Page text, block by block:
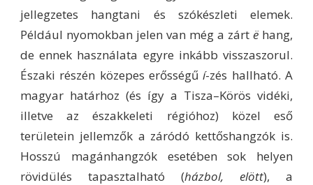
jellegzetes hangtani és szókészleti elemek.
Például nyomokban jelen van még a zárt ë hang,
de ennek használata egyre inkább visszaszorul.
Északi részén közepes erősségűí-zés hallható. A
magyar határhoz (és így a Tisza–Körös vidéki,
illetve az északkeleti régióhoz) közel eső
területein jellemzők a záródó kettőshangzók is.
Hosszú magánhangzók esetében sok helyen
rövidülés tapasztalható (házbol, elött), a